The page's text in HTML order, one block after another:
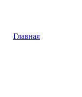
Главная